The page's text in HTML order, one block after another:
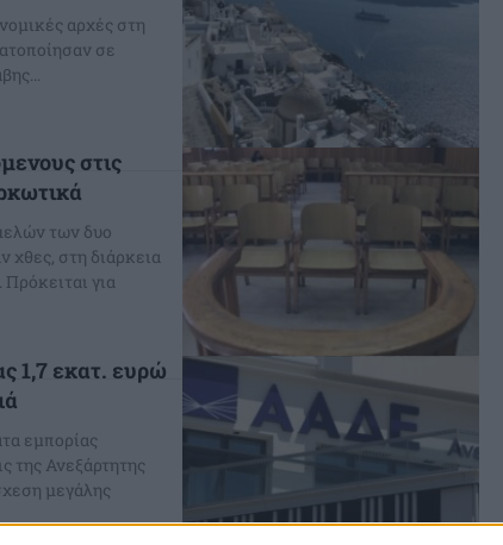
αρχές στη
σε
στις
των δυο
στη διάρκεια
για
1,7 εκατ. ευρώ
εμπορίας
της Ανεξάρτητης
μεγάλης